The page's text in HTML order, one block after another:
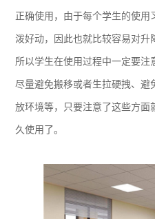
正确使用，由于每个学生的使
泼好动，因此也就比较容易对升
所以学生在使用过程中一定要
尽量避免搬移或者生拉硬拽、避
放环境等，只要注意了这些方
久使用了。